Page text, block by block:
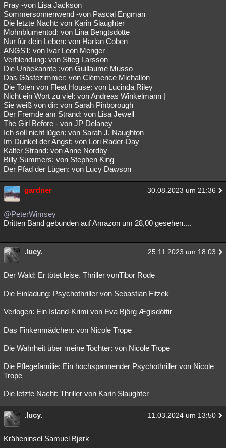
Pray -von Lisa Jackson
Sommersonnenwend -von Pascal Engman
Die letzte Nacht: von Karin Slaughter
Mohnblumentod: von Lina Bengtsdotte
Nur für dein Leben: von Harlan Coben
ANGST: von Ivar Leon Menger
Verblendung: von Stieg Larsson
Die Unbekannte :von Guillaume Musso
Das Gästezimmer: von Clémence Michallon
Die Toten von Fleat House: von Lucinda Riley
Nicht ein Wort zu viel: von Andreas Winkelmann |
Sie weiß von dir: von Sarah Pinborough
Der Fremde am Strand: von Lisa Jewell
The Girl Before - von JP Delaney
Ich soll nicht lügen: von Sarah J. Naughton
Im Dunkel der Angst: von Lori Rader-Day
Kalter Strand: von Anne Nordby
Billy Summers: von Stephen King
Der Pfad der Lügen: von Lucy Dawson
gardner 30.08.2023 um 21:36
@PeterWimsey
Dritten Band gebunden auf Amazon um 28,00 gesehen....
.lucy. 25.11.2023 um 18:03
Der Wald: Er tötet leise. Thriller vonTibor Rode
Die Einladung: Psychothriller von Sebastian Fitzek
Verlogen: Ein Island-Krimi von Eva Björg Ægisdóttir
Das Finkenmädchen: von Nicole Trope
Die Wahrheit über meine Tochter: von Nicole Trope
Die Pflegefamilie: Ein hochspannender Psychothriller von Nicole
Trope
Die letzte Nacht: Thriller von Karin Slaughter
.lucy. 11.03.2024 um 13:50
Kräheninsel Samuel Bjørk